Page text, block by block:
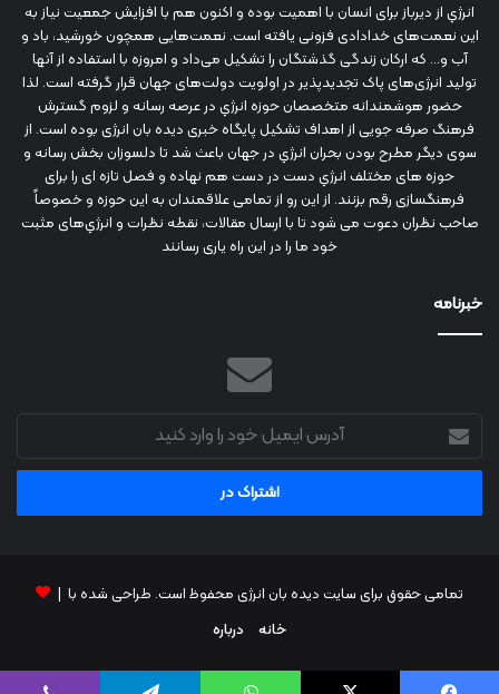
انرژي‌ از دیرباز برای انسان با اهمیت بوده و اکنون هم با افزایش جمعیت نیاز به
این نعمت‌های خدادادی فزونی یافته است. نعمت‌هایی همچون خورشید، باد و
آب و... که ارکان زندگی گذشتگان را تشکیل می‌داد و امروزه با استفاده از آنها
تولید انرژی‌های پاک تجدیدپذیر در اولویت دولت‌های جهان قرار گرفته است. لذا
حضور هوشمندانه متخصصان حوزه انرژي در عرصه رسانه و لزوم گسترش
فرهنگ صرفه جویی از اهداف تشکیل پایگاه خبری دیده بان انرژی بوده است. از
سوی دیگر مطرح بودن بحران انرژي در جهان باعث شد تا دلسوزان بخش رسانه و
حوزه های مختلف انرژي دست در دست هم نهاده و فصل تازه ای را برای
فرهنگسازی رقم بزنند. از این رو از تمامی علاقمندان به این حوزه و خصوصاً
صاحب نظران دعوت می شود تا با ارسال مقالات، نقطه نظرات و انرژي‌های مثبت
خود ما را در این راه یاری رسانند
خبرنامه
آدرس
ایمیل
خود
وارد
تمامی حقوق برای سایت دیده بان انرژی محفوظ است. طراحی شده با |
خانه
درباره